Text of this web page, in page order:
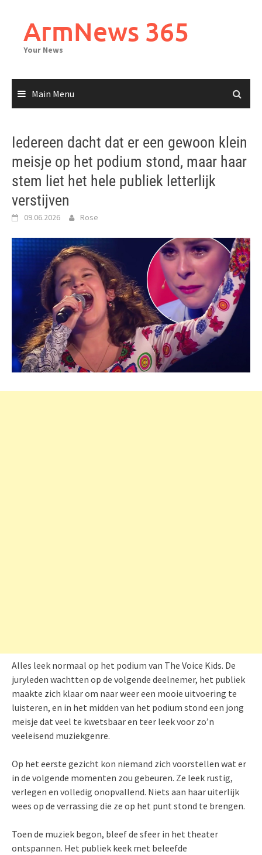
contentArmNews 365
Your News
Main Menu
Iedereen dacht dat er een gewoon klein
meisje op het podium stond, maar haar
stem liet het hele publiek letterlijk
verstijven
09.06.2026 Rose
Alles leek normaal op het podium van The Voice Kids. De
juryleden wachtten op de volgende deelnemer, het publiek
maakte zich klaar om naar weer een mooie uitvoering te
luisteren, en in het midden van het podium stond een jong
meisje dat veel te kwetsbaar en teer leek voor zo’n
veeleisend muziekgenre.
Op het eerste gezicht kon niemand zich voorstellen wat er
in de volgende momenten zou gebeuren. Ze leek rustig,
verlegen en volledig onopvallend. Niets aan haar uiterlijk
wees op de verrassing die ze op het punt stond te brengen.
Toen de muziek begon, bleef de sfeer in het theater
ontspannen. Het publiek keek met beleefde